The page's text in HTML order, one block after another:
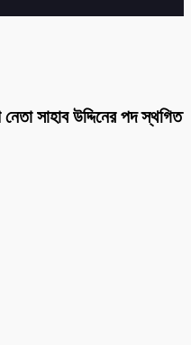
সাহাব উদ্দিনের পদ স্থগিত